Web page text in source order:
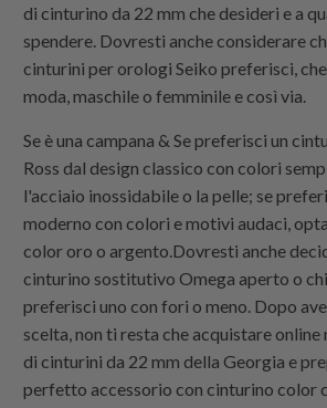
di cinturino da 22 mm che desideri e a
spendere. Dovresti anche considerare
cinturini per orologi Seiko preferisci,
moda, maschile o femminile e così via.
Se è una campana & Se preferisci un
Ross dal design classico con colori
l'acciaio inossidabile o la pelle; se
moderno con colori e motivi audaci,
color oro o argento.Dovresti anche
cinturino sostitutivo Omega aperto o
preferisci uno con fori o meno. Dopo
scelta, non ti resta che acquistare
di cinturini da 22 mm della Georgia e
perfetto accessorio con cinturino color